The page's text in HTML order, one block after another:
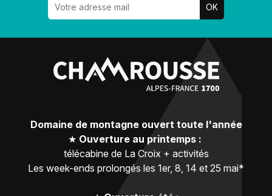
Domaine de montagne ouvert toute l'année
★ Ouverture au printemps :
télécabine de La Croix + activités
Les week-ends prolongés les 1er, 8, 14 et 25 mai*